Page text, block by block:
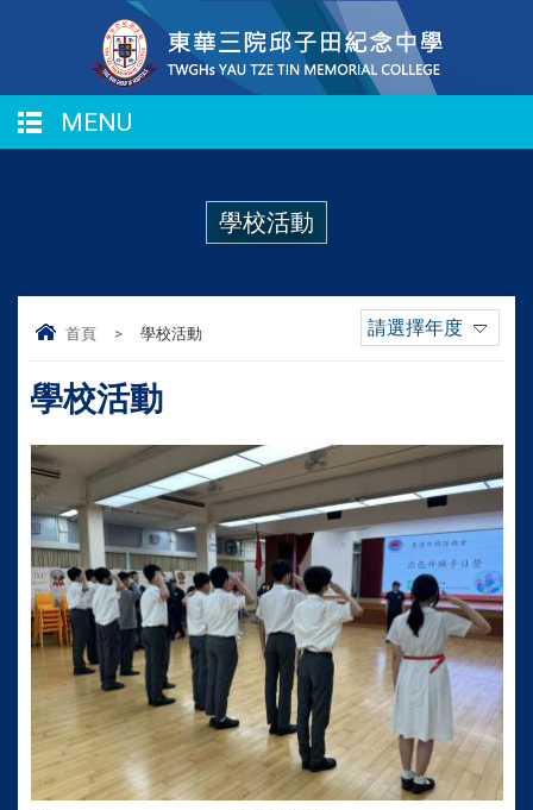
MENU
學校活動
首頁 > 學校活動
學校活動
請選擇年度